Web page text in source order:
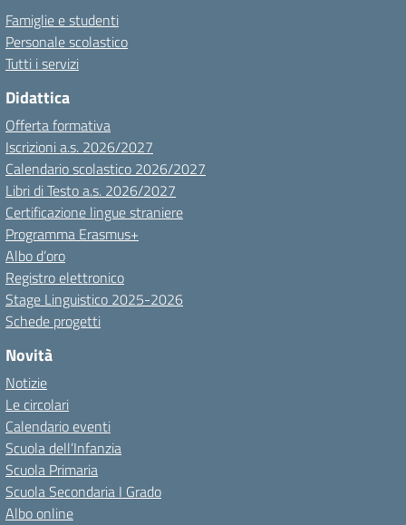
Famiglie e studenti
Personale scolastico
Tutti i servizi
Didattica
Offerta formativa
Iscrizioni a.s. 2026/2027
Calendario scolastico 2026/2027
Libri di Testo a.s. 2026/2027
Certificazione lingue straniere
Programma Erasmus+
Albo d’oro
Registro elettronico
Stage Linguistico 2025-2026
Schede progetti
Novità
Notizie
Le circolari
Calendario eventi
Scuola dell’Infanzia
Scuola Primaria
Scuola Secondaria I Grado
Albo online